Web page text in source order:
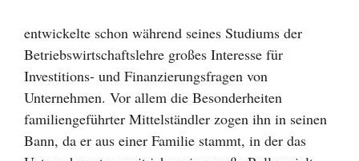
entwickelte schon während seines Studiums der
Betriebswirtschaftslehre großes Interesse für
Investitions- und Finanzierungsfragen von
Unternehmen. Vor allem die Besonderheiten
familiengeführter Mittelständler zogen ihn in seinen
Bann, da er aus einer Familie stammt, in der das